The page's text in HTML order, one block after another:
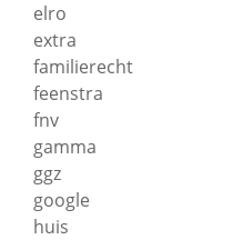
elro
extra
familierecht
feenstra
fnv
gamma
ggz
google
huis